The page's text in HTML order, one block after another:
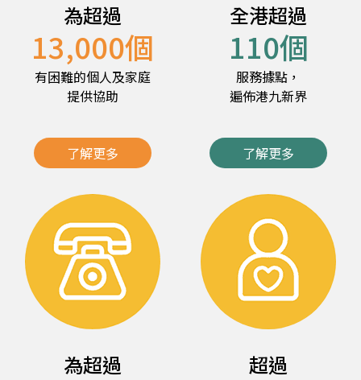
為超過
13,000個
有困難的個人及家庭
提供協助
了解更多
全港超過
110個
服務據點，
遍佈港九新界
了解更多
為超過 超過